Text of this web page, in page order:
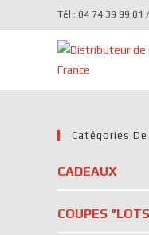
Tél : 04 74 39 99 01
Catégories
CADEAUX
COUPES